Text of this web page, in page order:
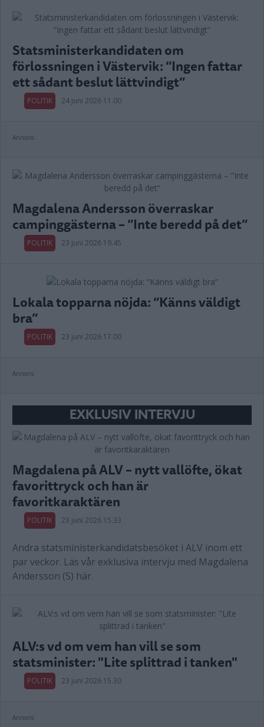
Statsministerkandidaten om
förlossningen i Västervik: ”Ingen fattar
ett sådant beslut lättvindigt”
POLITIK 24 juni 2026 11.00
Annons:
Magdalena Andersson överraskar
campinggästerna – ”Inte beredd på det”
POLITIK 23 juni 2026 19.45
Lokala topparna nöjda: “Känns väldigt
bra”
POLITIK 23 juni 2026 17.00
Annons:
EXKLUSIV INTERVJU
Magdalena på ALV – nytt vallöfte, ökat
favorittryck och han är
favoritkaraktären
POLITIK 23 juni 2026 15.33
Andra statsministerkandidatsbesöket i ALV inom ett
par veckor. Läs vår exklusiva intervju med Magdalena
Andersson (S) här.
ALV:s vd om vem han vill se som
statsminister: "Lite splittrad i tanken"
POLITIK 23 juni 2026 15.30
Annons: